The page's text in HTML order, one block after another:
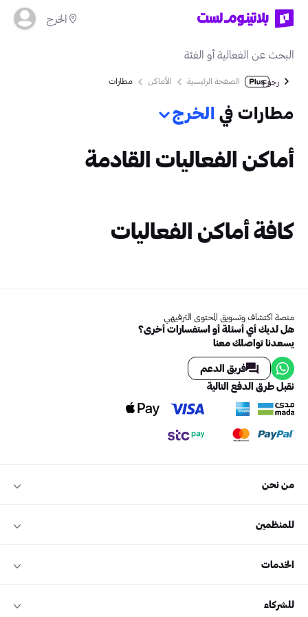
الخرج
رجوع الصفحة الرئيسية الأماكن مطارات
مطارات في الخرج
أماكن الفعاليات القادمة
كافة أماكن الفعاليات
منصة اكتشاف وتسويق المحتوى الترفيهي
هل لديك أي أسئلة أو استفسارات أخرى؟
يسعدنا تواصلك معنا
فريق الدعم
نقبل طرق الدفع التالية
من نحن
للمنظمين
الخدمات
للشركاء